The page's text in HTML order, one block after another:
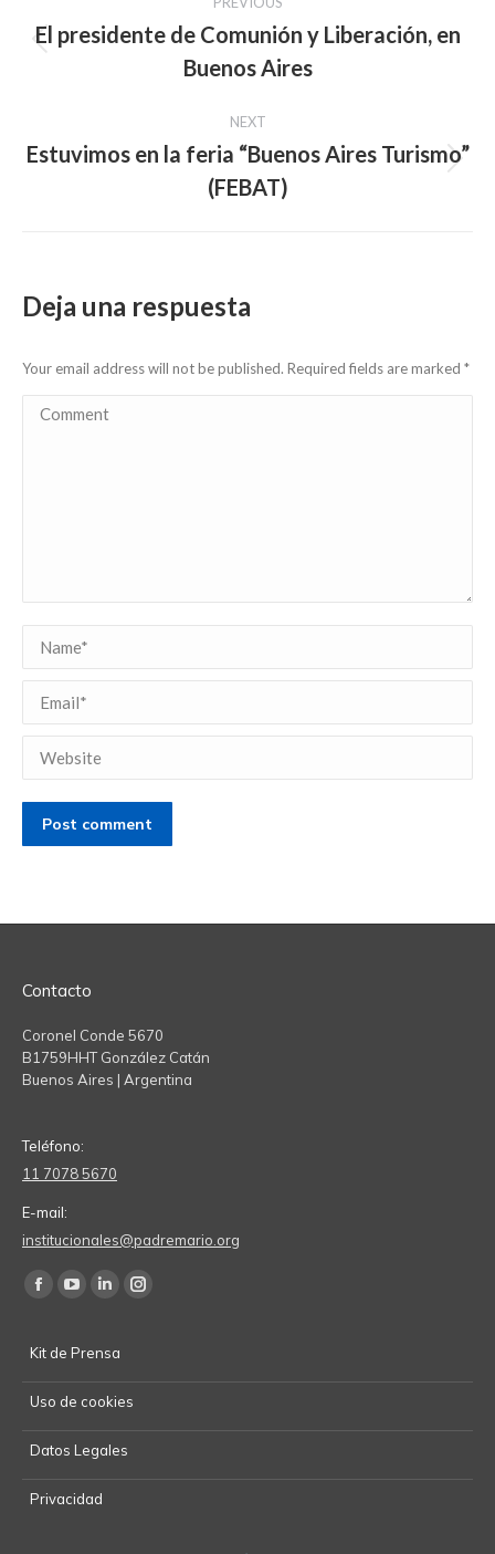
navigation
Previous
post:
El presidente de Comunión y Liberación, en
Buenos Aires
NEXT
Next
post:
Estuvimos en la feria “Buenos Aires Turismo”
(FEBAT)
Deja una respuesta
Your email address will not be published. Required fields are marked *
Comment
Name *
Email *
Website
Post comment
Contacto
Coronel Conde 5670
B1759HHT González Catán
Buenos Aires | Argentina
Teléfono:
11 7078 5670
E-mail:
institucionales@padremario.org
Find us on:
Facebook
opens
in
new
window
opens
in
new
window
Linkedin
opens
in
new
window
Instagram
in
Kit de Prensa
Uso de cookies
Datos Legales
Privacidad